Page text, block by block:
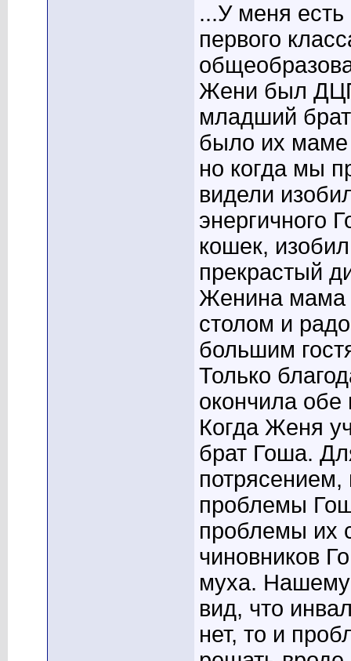
...У меня
первого
Жени был
младший
было их маме
но когда мы
видели
энергичного
кошек,
прекрастый
Женина мама
столом и
большим
Только
окончила обе
Когда Женя
брат Гоша.
потрясением,
проблемы
проблемы их
чиновников
муха. Нашему
вид, что
нет, то и